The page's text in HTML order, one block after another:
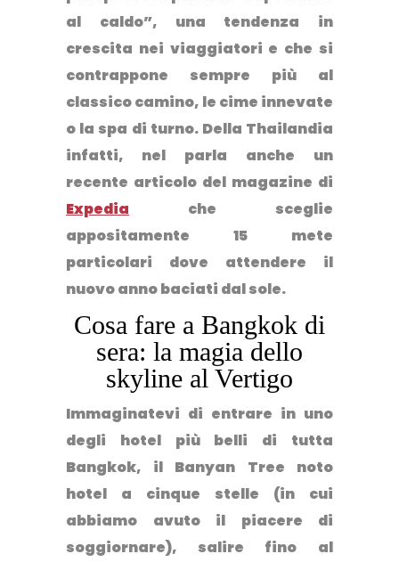
al caldo”, una tendenza in
crescita nei viaggiatori e che si
contrappone sempre più al
classico camino, le cime innevate
o la spa di turno. Della Thailandia
infatti, nel parla anche un
recente articolo del magazine di
Expedia che sceglie
appositamente 15 mete
particolari dove attendere il
nuovo anno baciati dal sole.
Cosa fare a Bangkok di
sera: la magia dello
skyline al Vertigo
Immaginatevi di entrare in uno
degli hotel più belli di tutta
Bangkok, il Banyan Tree noto
hotel a cinque stelle (in cui
abbiamo avuto il piacere di
soggiornare), salire fino al